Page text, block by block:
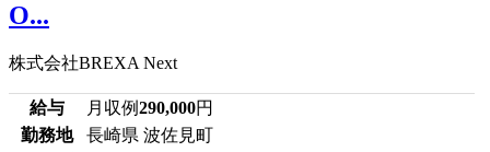
O...
株式会社BREXA Next
給与 月収例290,000円
勤務地
長崎県 波佐見町